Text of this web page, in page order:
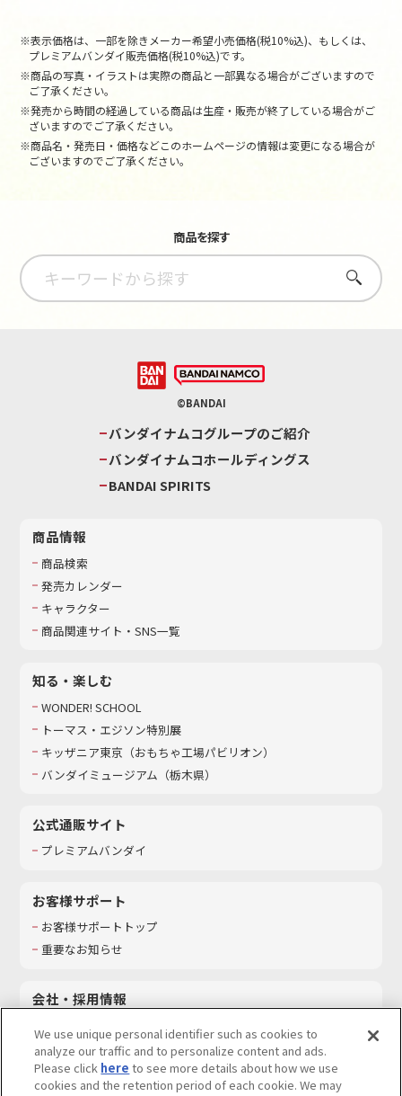
※表示価格は、一部を除きメーカー希望小売価格(税10%込)、もしくは、
プレミアムバンダイ販売価格(税10%込)です。
※商品の写真・イラストは実際の商品と一部異なる場合がございますので
ご了承ください。
※発売から時間の経過している商品は生産・販売が終了している場合がご
ざいますのでご了承ください。
※商品名・発売日・価格などこのホームページの情報は変更になる場合が
ございますのでご了承ください。
商品を探す
さがす
©BANDAI
バンダイナムコグループのご紹介
バンダイナムコホールディングス
BANDAI SPIRITS
商品情報
商品検索
発売カレンダー
キャラクター
商品関連サイト・SNS一覧
知る・楽しむ
WONDER! SCHOOL
トーマス・エジソン特別展
キッザニア東京（おもちゃ工場パビリオン）​
バンダイミュージアム（栃木県）
公式通販サイト
プレミアムバンダイ
お客様サポート
お客様サポートトップ
重要なお知らせ
会社・採用情報
採用情報
サステナビリティ
We use unique personal identifier such as cookies to
analyze our traffic and to personalize content and ads.
Please click here to see more details about how we use
cookies and the retention period of each cookie. We may